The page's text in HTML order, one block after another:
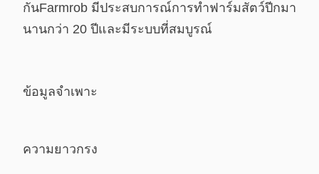
กันFarmrob มีประสบการณ์การทำฟาร์มสัตว์ปีกมา
นานกว่า 20 ปีและมีระบบที่สมบูรณ์
ข้อมูลจำเพาะ
ความยาวกรง